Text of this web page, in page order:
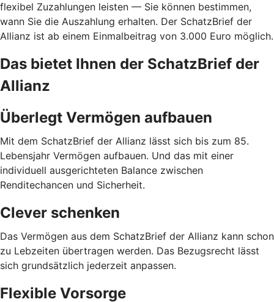
flexibel Zuzahlungen leisten — Sie können bestimmen,
wann Sie die Auszahlung erhalten. Der SchatzBrief der
Allianz ist ab einem Einmalbeitrag von 3.000 Euro möglich.
Das bietet Ihnen der SchatzBrief der
Allianz
Überlegt Vermögen aufbauen
Mit dem SchatzBrief der Allianz lässt sich bis zum 85.
Lebensjahr Vermögen aufbauen. Und das mit einer
individuell ausgerichteten Balance zwischen
Renditechancen und Sicherheit.
Clever schenken
Das Vermögen aus dem SchatzBrief der Allianz kann schon
zu Lebzeiten übertragen werden. Das Bezugsrecht lässt
sich grundsätzlich jederzeit anpassen.
Flexible Vorsorge